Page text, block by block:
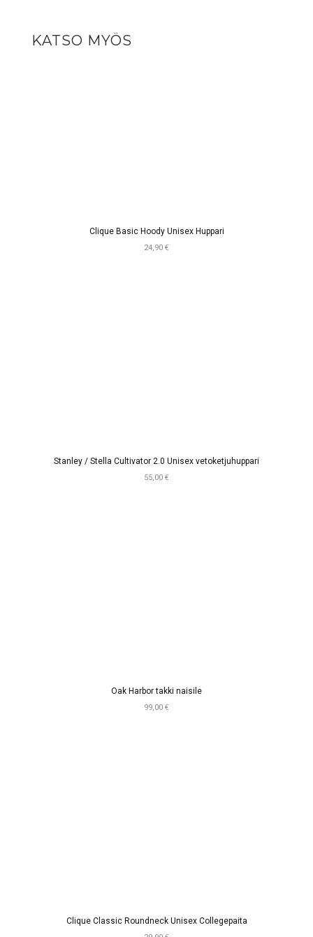
KATSO MYÖS
Clique Basic Hoody Unisex Huppari
24,90 €
Stanley / Stella Cultivator 2.0 Unisex vetoketjuhuppari
55,00 €
Oak Harbor takki naisile
99,00 €
Clique Classic Roundneck Unisex Collegepaita